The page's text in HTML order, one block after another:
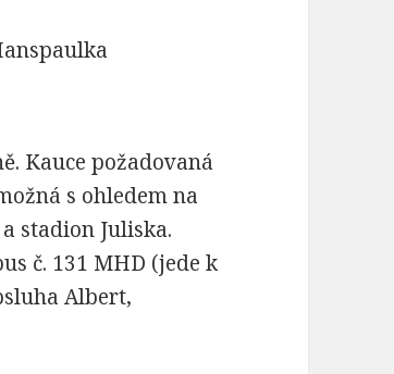
Kauce požadovaná
s ohledem na
stadion Juliska.
č. 131 MHD (jede k
Albert,